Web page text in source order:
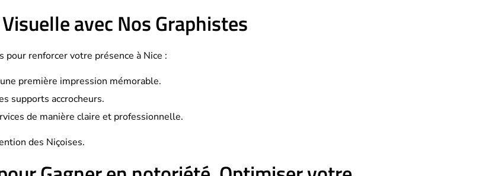
avec Nos Graphistes
renforcer votre présence à Nice :
première impression mémorable.
supports accrocheurs.
de manière claire et professionnelle.
des Niçoises.